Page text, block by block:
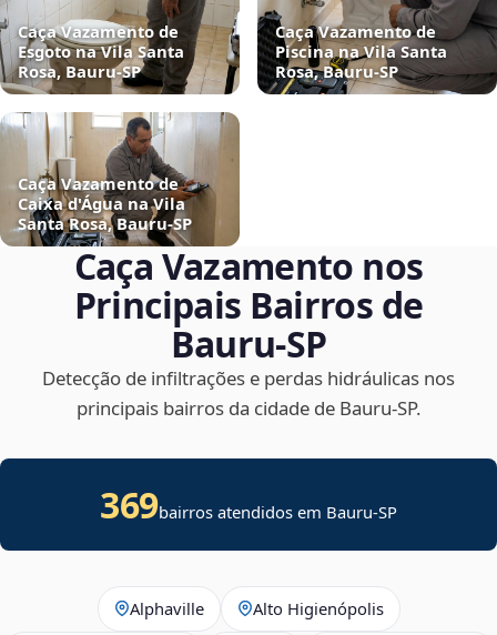
Caça Vazamento de
Esgoto na Vila Santa
Rosa, Bauru‑SP
Caça Vazamento de
Piscina na Vila Santa
Rosa, Bauru‑SP
Caça Vazamento de
Caixa d'Água na Vila
Santa Rosa, Bauru‑SP
Caça Vazamento nos
Principais Bairros de
Bauru‑SP
Detecção de infiltrações e perdas hidráulicas nos
principais bairros da cidade de Bauru‑SP.
369bairros atendidos em Bauru-SP
Alphaville Alto Higienópolis